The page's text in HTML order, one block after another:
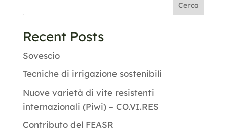
Cerca
Recent Posts
Sovescio
Tecniche di irrigazione sostenibili
Nuove varietà di vite resistenti
internazionali (Piwi) – CO.VI.RES
Contributo del FEASR